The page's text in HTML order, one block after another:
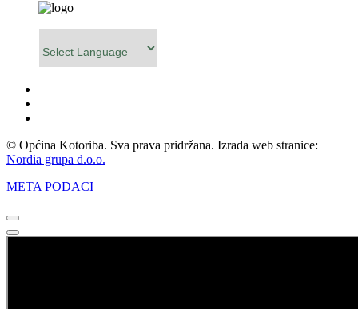
© Općina Kotoriba. Sva prava pridržana. Izrada web stranice:
Nordia grupa d.o.o.
META PODACI